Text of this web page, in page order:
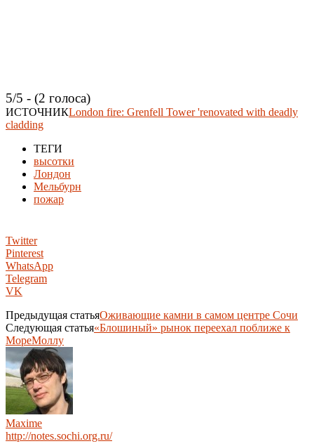
5/5 - (2 голоса)
ИСТОЧНИКLondon fire: Grenfell Tower 'renovated with deadly
cladding
ТЕГИ
высотки
Лондон
Мельбурн
пожар
Twitter
Pinterest
WhatsApp
Telegram
VK
Предыдущая статьяОживающие камни в самом центре Сочи
Следующая статья«Блошиный» рынок переехал поближе к
МореМоллу
Maxime
http://notes.sochi.org.ru/